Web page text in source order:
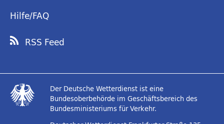
Hilfe/FAQ
RSS Feed
Der Deutsche Wetterdienst ist eine
Bundesoberbehörde im Geschäftsbereich des
Bundesministeriums für Verkehr.